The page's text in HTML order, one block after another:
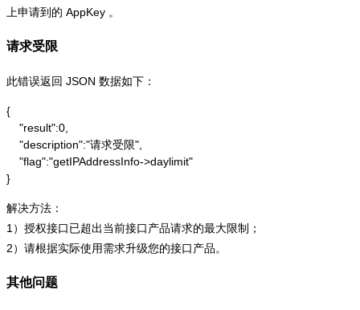
上申请到的 AppKey 。
请求受限
此错误返回 JSON 数据如下：
{
    "result":0,
    "description":"请求受限",
    "flag":"getIPAddressInfo->daylimit"
}
解决方法：
1）授权接口已超出当前接口产品请求的最大限制；
2）请根据实际使用需求升级您的接口产品。
其他问题